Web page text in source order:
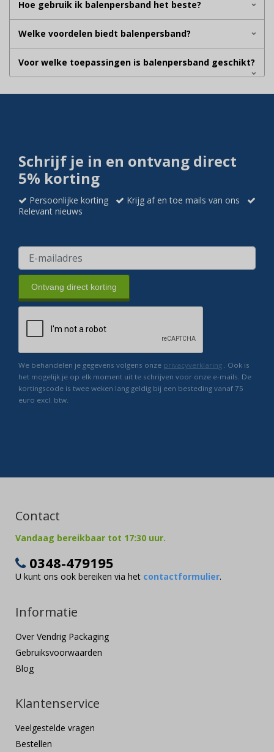
Hoe gebruik ik balenpersband het beste?
Welke voordelen biedt balenpersband?
Voor welke toepassingen is balenpersband geschikt?
Schrijf je in en ontvang direct
5% korting
Persoonlijke korting
Krijg af en toe mails van ons
Relevant nieuws
Ontvang direct korting
We behandelen je gegevens volgens onze privacyverklaring . Ook is
het mogelijk je op elk moment uit te schrijven voor onze e-mails. De
kortingscode is twee weken lang geldig bij een besteding vanaf 75
euro excl. btw.
Contact
Vandaag bereikbaar tot 17:30 uur.
0348-479195
U kunt ons ook bereiken via het contactformulier.
Informatie
Over Vendrig Packaging
Gebruiksvoorwaarden
Blog
Klantenservice
Veelgestelde vragen
Bestellen